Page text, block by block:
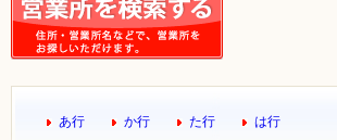
あ行 か行 た行 は行